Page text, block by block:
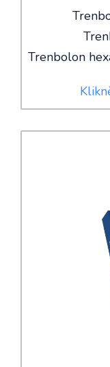
Trenbolon